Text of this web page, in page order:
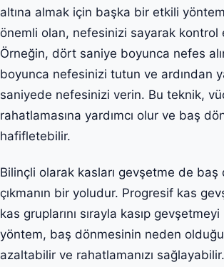
altına almak için başka bir etkili
önemli olan, nefesinizi sayarak kontrol
Örneğin, dört saniye boyunca nefes
boyunca nefesinizi tutun ve ardından
saniyede nefesinizi verin. Bu teknik,
rahatlamasına yardımcı olur ve baş
hafifletebilir.
Bilinçli olarak kasları gevşetme de
çıkmanın bir yoludur. Progresif kas
kas gruplarını sırayla kasıp
yöntem, baş dönmesinin neden
azaltabilir ve rahatlamanızı